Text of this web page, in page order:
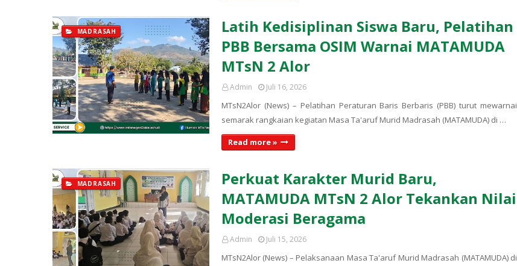
MADRASAH
Latih Kedisiplinan Siswa Baru, Pelatihan
PBB Bersama OSIM Warnai MATAMUDA
MTsN 2 Alor
Admin Juli 16, 2026
MTsN2Alor (News) – Pelatihan Peraturan Baris Berbaris (PBB) turut mewarnai
semarak rangkaian kegiatan Masa Ta'aruf Murid Madrasah (MATAMUDA) di …
Read more »
MADRASAH
Perkuat Karakter Murid Baru,
MATAMUDA MTsN 2 Alor Tekankan Nilai
Moderasi Beragama
Admin Juli 15, 2026
MTsN2Alor (News) – Pelaksanaan Masa Ta'aruf Murid Madrasah (MATAMUDA) di